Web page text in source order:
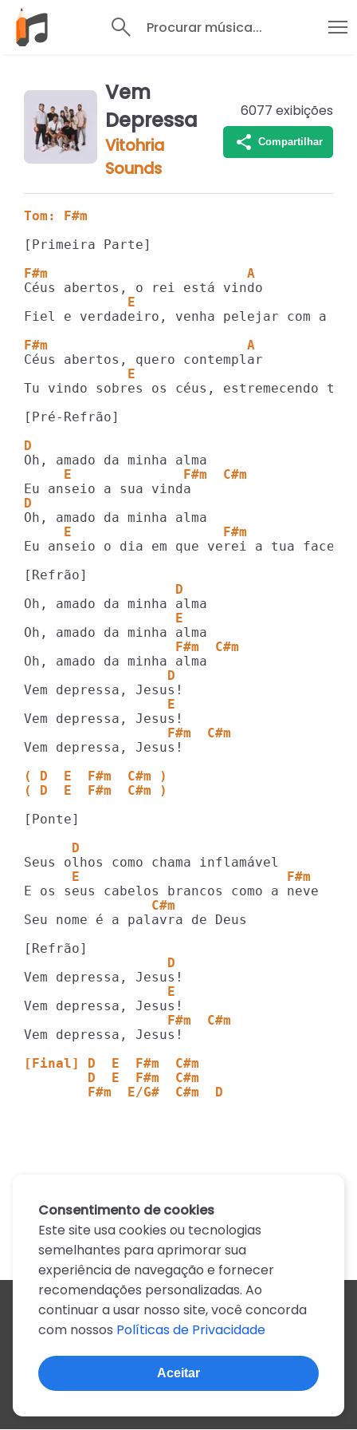
Procurar música...
Vem
Depressa
Vitohria
Sounds
6077 exibições
Compartilhar
Tom: F#m
[Primeira Parte]
F#m                         A
E
Fiel e verdadeiro, venha pelejar com a
F#m                         A
E
Tu vindo sobres os céus, estremecendo
[Pré-Refrão]
D
     E              F#m  C#m
D
E                   F#m
Eu anseio o dia em que verei a tua face
                   D
                   E
                   F#m  C#m
                  D
                  E
                  F#m  C#m
Vem depressa, Jesus!
( D  E  F#m  C#m )
( D  E  F#m  C#m )
[Ponte]
      D
      E                          F#m
                C#m
Seu nome é a palavra de Deus
                  D
                  E
                  F#m  C#m
Vem depressa, Jesus!
[Final] D  E  F#m  C#m
        D  E  F#m  C#m
        F#m  E/G#  C#m  D
Todos os artistas
A
B C D E F G H I J
N
O P Q R S T U V W X
Z
0-9
Consentimento de cookies
Este site usa cookies ou tecnologias
semelhantes para aprimorar sua
experiência de navegação e fornecer
recomendações personalizadas. Ao
continuar a usar nosso site, você concorda
com nossos Políticas de Privacidade
Aceitar